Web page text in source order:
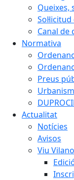
Queixes,
Canal de
Normativa
Preus
Actualitat
Notícies
Avisos
Viu